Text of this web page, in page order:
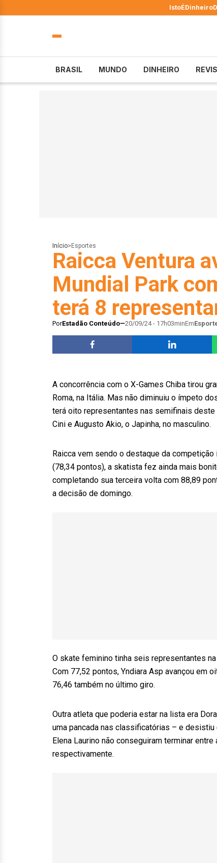
IstoÉDinheiro
BRASIL MUNDO DINHEIRO
Início> Esportes
Raicca Ventura
Mundial Park
terá 8
PorEstadão Conteúdo 20/09/24 - 17h03minEm
A concorrência com o X-Games Chiba tirou
Roma, na Itália. Mas não diminuiu o ímpeto
terá oito representantes nas semifinais deste
Cini e Augusto Akio, o Japinha, no masculino.
Raicca vem sendo o destaque da
(78,34 pontos), a skatista fez ainda mais
completando sua terceira volta com 88,89
a decisão de domingo.
O skate feminino tinha seis representantes
Com 77,52 pontos, Yndiara Asp avançou em
76,46 também no último giro.
Outra atleta que poderia estar na lista era
uma pancada nas classificatórias – e
Elena Laurino não conseguiram terminar
respectivamente.